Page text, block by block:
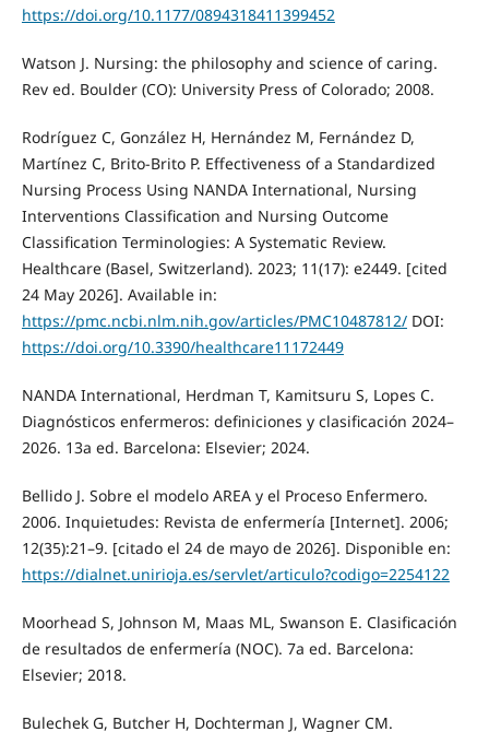
https://doi.org/10.1177/0894318411399452
Watson J. Nursing: the philosophy and science of caring.
Rev ed. Boulder (CO): University Press of Colorado; 2008.
Rodríguez C, González H, Hernández M, Fernández D,
Martínez C, Brito-Brito P. Effectiveness of a Standardized
Nursing Process Using NANDA International, Nursing
Interventions Classification and Nursing Outcome
Classification Terminologies: A Systematic Review.
Healthcare (Basel, Switzerland). 2023; 11(17): e2449. [cited
24 May 2026]. Available in:
https://pmc.ncbi.nlm.nih.gov/articles/PMC10487812/DOI:
https://doi.org/10.3390/healthcare11172449
NANDA International, Herdman T, Kamitsuru S, Lopes C.
Diagnósticos enfermeros: definiciones y clasificación 2024–
2026. 13a ed. Barcelona: Elsevier; 2024.
Bellido J. Sobre el modelo AREA y el Proceso Enfermero.
2006. Inquietudes: Revista de enfermería [Internet]. 2006;
12(35):21–9. [citado el 24 de mayo de 2026]. Disponible en:
https://dialnet.unirioja.es/servlet/articulo?codigo=2254122
Moorhead S, Johnson M, Maas ML, Swanson E. Clasificación
de resultados de enfermería (NOC). 7a ed. Barcelona:
Elsevier; 2018.
Bulechek G, Butcher H, Dochterman J, Wagner CM.